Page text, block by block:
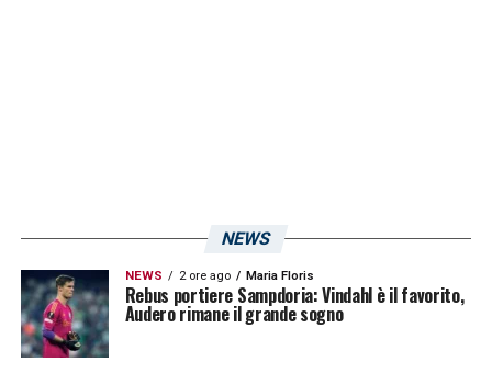
è attrezzato ad ospitare persone con
disabilità motorie. Prezzo online: €20 +
commissioni. Presso i punti vendita: €20 +
NEWS
NEWS 2 ore ago Maria Floris
Rebus portiere Sampdoria: Vindahl è il favorito,
Audero rimane il grande sogno